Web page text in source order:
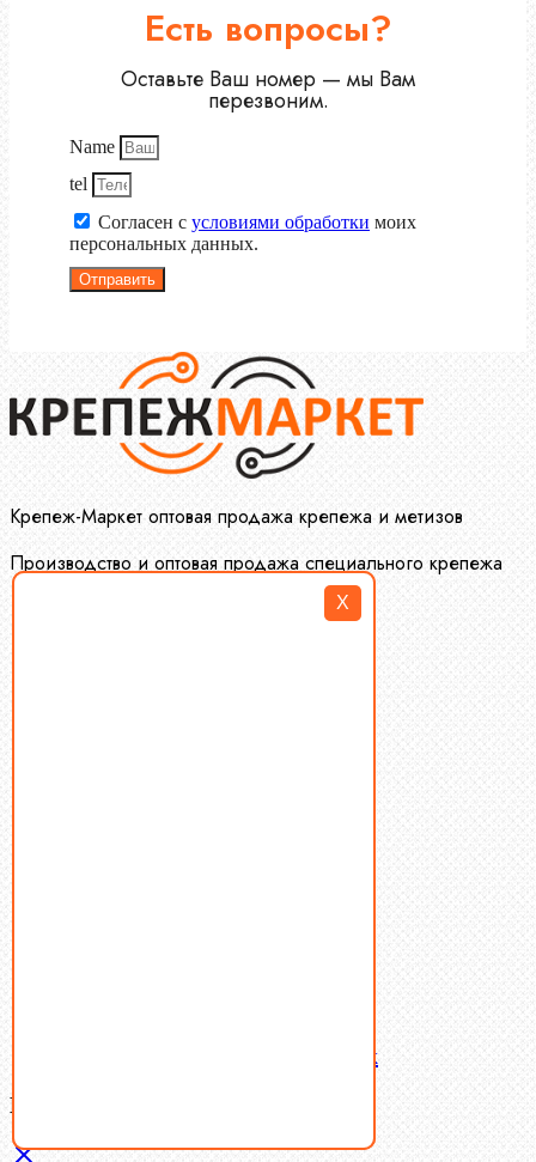
X
Есть вопросы?
Оставьте Ваш номер — мы Вам
перезвоним.
Name
tel
Согласен с условиями обработки моих
персональных данных.
Отправить
Крепеж-Маркет оптовая продажа крепежа и метизов
Производство и оптовая продажа специального крепежа
Латунный и бронзовый крепеж
Ваша корзина